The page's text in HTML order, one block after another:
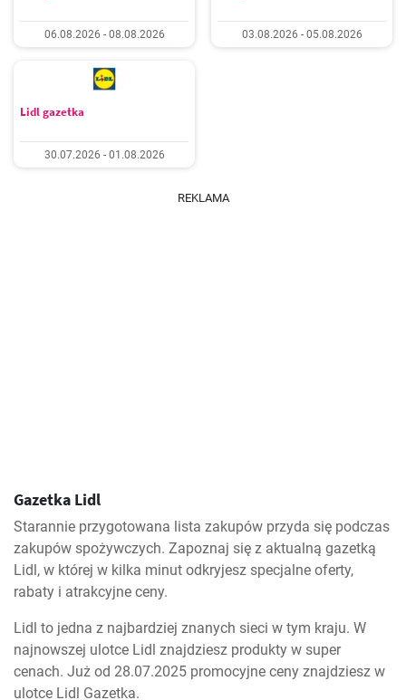
06.08.2026 - 08.08.2026 03.08.2026 - 05.08.2026
Lidl gazetka
30.07.2026 - 01.08.2026
REKLAMA
Gazetka Lidl
Starannie przygotowana lista zakupów przyda się podczas
zakupów spożywczych. Zapoznaj się z aktualną gazetką
Lidl, w której w kilka minut odkryjesz specjalne oferty,
rabaty i atrakcyjne ceny.
Lidl to jedna z najbardziej znanych sieci w tym kraju. W
najnowszej ulotce Lidl znajdziesz produkty w super
cenach. Już od 28.07.2025 promocyjne ceny znajdziesz w
ulotce Lidl Gazetka.